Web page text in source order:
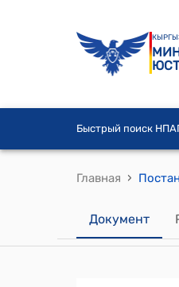
Быстрый поиск НПА
Главная ›
Документ